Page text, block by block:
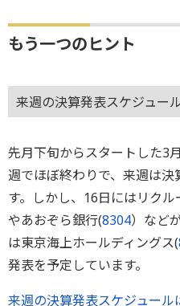
もう一つのヒント
来週の決算発表スケジュー
先月下旬からスタートした3
週でほぼ終わりで、来週は
す。しかし、16日にはリク
やあおぞら銀行(8304）など
は東京海上ホールディングス(
発表を予定しています。
来週の決算発表スケジュール